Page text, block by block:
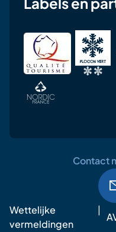
Wettelijke
vermeldingen
Contact